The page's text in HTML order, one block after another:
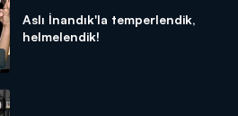
Aslı İnandık'la temperlendik,
helmelendik!